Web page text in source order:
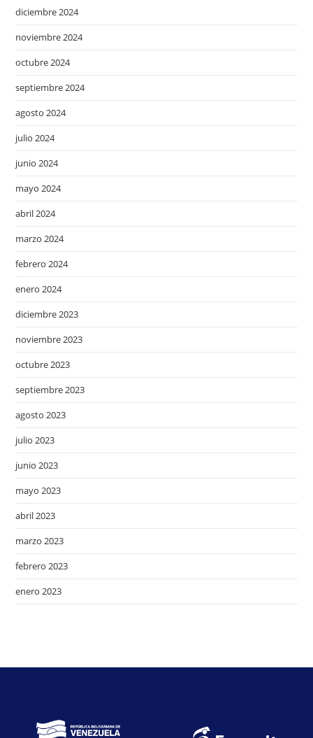
diciembre 2024
noviembre 2024
octubre 2024
septiembre 2024
agosto 2024
julio 2024
junio 2024
mayo 2024
abril 2024
marzo 2024
febrero 2024
enero 2024
diciembre 2023
noviembre 2023
octubre 2023
septiembre 2023
agosto 2023
julio 2023
junio 2023
mayo 2023
abril 2023
marzo 2023
febrero 2023
enero 2023